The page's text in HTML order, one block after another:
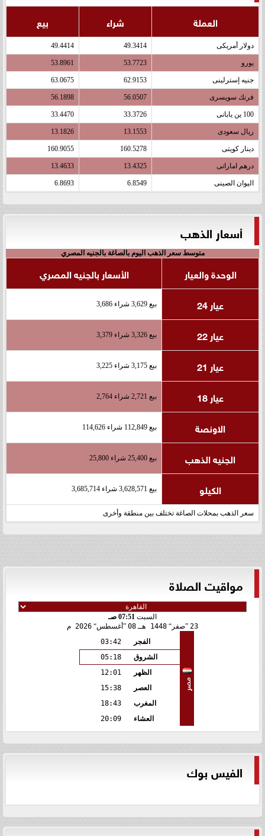
العملة شراء بيع
دولار أمريكى 49.3414
49.4414
يورو 53.7723
53.8961
جنيه إسترلينى 62.9153
63.0675
فرنك سويسرى 56.0507
56.1898
100 ين يابانى 33.3726
33.4470
ريال سعودى 13.1553
13.1826
دينار كويتى 160.5278
160.9055
درهم اماراتى 13.4325
13.4633
اليوان الصينى 6.8549
6.8693
أسعار الذهب
متوسط سعر الذهب اليوم بالصاغة بالجنيه المصري
الوحدة والعيار
الأسعار بالجنيه المصري
عيار 24
بيع 3,629 شراء 3,686
عيار 22 بيع 3,326 شراء 3,379
عيار 21 بيع 3,175 شراء 3,225
عيار 18 بيع 2,721 شراء 2,764
الاونصة بيع 112,849 شراء 114,626
الجنيه الذهب بيع 25,400 شراء 25,800
الكيلو بيع 3,628,571 شراء 3,685,714
سعر الذهب بمحلات الصاغة تختلف بين منطقة وأخرى
مواقيت الصلاة
السبت 07:51 صـ
23
صفر 1448 هـ 08 أغسطس 2026 م
مصر
الفجر
03:42
الشروق
05:18
الظهر
12:01
العصر
15:38
المغرب
18:43
العشاء
20:09
الفيس بوك